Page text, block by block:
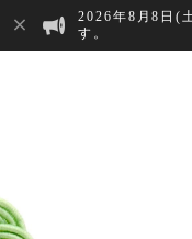
2026年8月8日(
す。